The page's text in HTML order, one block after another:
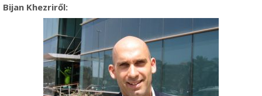
Bijan Khezriről: